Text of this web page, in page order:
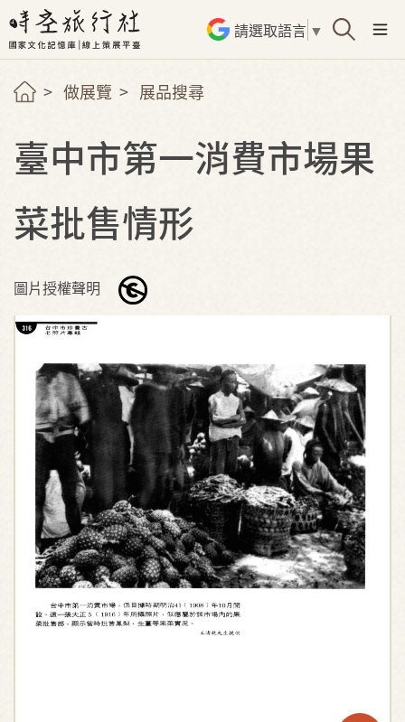
請選取語言 ▼
做展覽 展品搜尋
臺中市第一消費市場果
菜批售情形
圖片授權聲明